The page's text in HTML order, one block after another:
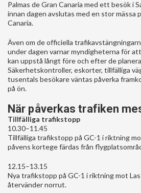
Palmas de Gran Canaria med ett besök i
innan dagen avslutas med en stor mässa
Canaria.
Även om de officiella
under dagen varnar myndigheterna för
kan uppstå långt före och efter de
Säkerhetskontroller, eskorter, tillfälliga
tusentals besökare väntas påverka
på ön.
När påverkas trafiken
Tillfälliga trafikstopp
10.30–11.45
Tillfälliga trafikstopp på GC-1 i riktning
påvens kortege färdas från
12.15–13.15
Nya trafikstopp på GC-1 i riktning mot
återvänder norrut.